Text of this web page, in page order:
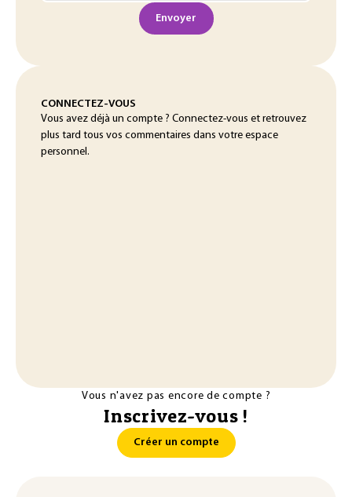
Envoyer
CONNECTEZ-VOUS
Vous avez déjà un compte ? Connectez-vous et retrouvez
plus tard tous vos commentaires dans votre espace
personnel.
Vous n'avez pas encore de compte ?
Inscrivez-vous !
Créer un compte